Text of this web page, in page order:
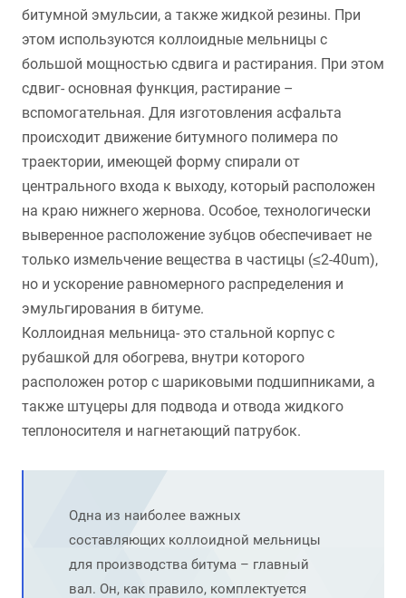
битумной эмульсии, а также жидкой резины. При
этом используются коллоидные мельницы с
большой мощностью сдвига и растирания. При этом
сдвиг- основная функция, растирание –
вспомогательная. Для изготовления асфальта
происходит движение битумного полимера по
траектории, имеющей форму спирали от
центрального входа к выходу, который расположен
на краю нижнего жернова. Особое, технологически
выверенное расположение зубцов обеспечивает не
только измельчение вещества в частицы (≤2-40um),
но и ускорение равномерного распределения и
эмульгирования в битуме.
Коллоидная мельница- это стальной корпус с
рубашкой для обогрева, внутри которого
расположен ротор с шариковыми подшипниками, а
также штуцеры для подвода и отвода жидкого
теплоносителя и нагнетающий патрубок.
Одна из наиболее важных
составляющих коллоидной мельницы
для производства битума – главный
вал. Он, как правило, комплектуется